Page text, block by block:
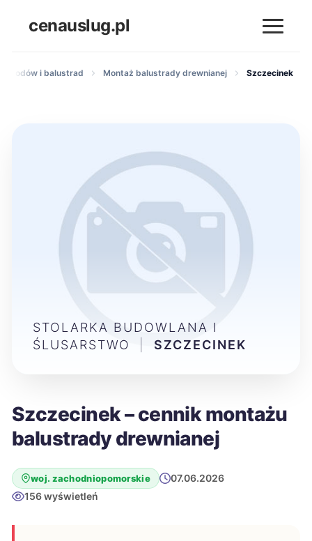
cenauslug.pl
i balustrad Montaż balustrady drewnianej Szczecinek
Szczecinek – cennik montażu
balustrady drewnianej
woj. zachodniopomorskie
07.06.2026
156 wyświetleń
STOLARKA BUDOWLANA I
ŚLUSARSTWO
SZCZECINEK